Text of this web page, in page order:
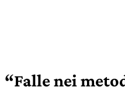
“Falle nei